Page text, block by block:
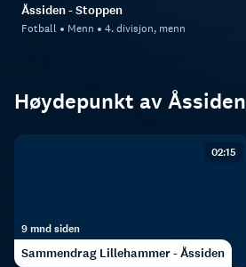
Åssiden - Stoppen
Fotball Menn 4. divisjon, menn
Høydepunkt av Åssiden
02:15
9 mnd siden
Sammendrag Lillehammer - Åssiden